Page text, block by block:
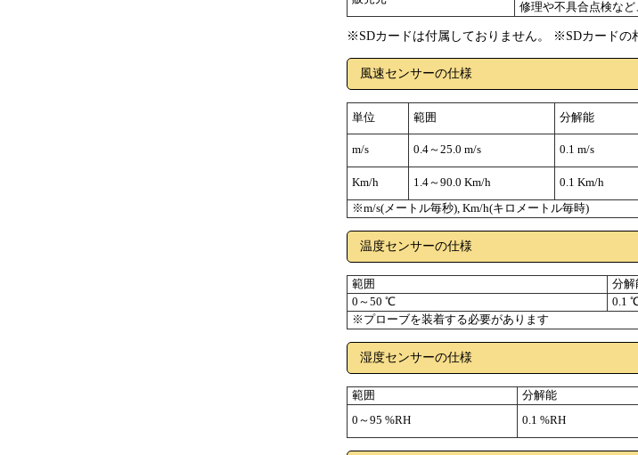
修理や不具合点検など
※SDカードは付属しておりません。 ※SDカードの
風速センサーの仕様
単位 範囲 分解能
m/s 0.4～25.0 m/s 0.1 m/s
Km/h
1.4～90.0 Km/h 0.1 Km/h
※m/s(メートル毎秒), Km/h(キロメートル毎時)
温度センサーの仕様
範囲 分解
0～50 ℃
0.1
※プローブを装着する必要があります
湿度センサーの仕様
範囲 分解能
0～95 %RH
0.1 %RH